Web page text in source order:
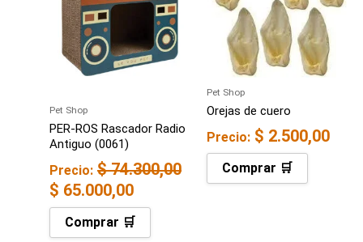
Pet Shop
PER-ROS Rascador Radio
Antiguo (0061)
Precio: $74.300,00
era:
$ 74.300,00.
$ 65.000,00
es:
$ 65.000,00.
Comprar 🛒
Pet Shop
Orejas de cuero
Precio: $ 2.500,00
Comprar 🛒